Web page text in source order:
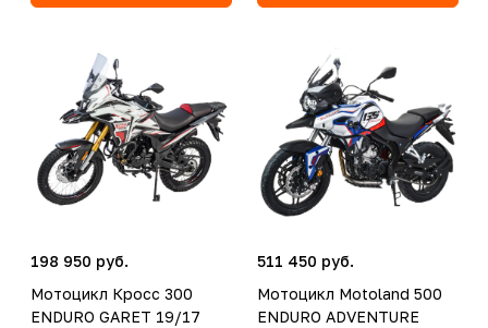
198 950 руб.
Мотоцикл Кросс 300
ENDURO GARET 19/17
511 450 руб.
Мотоцикл Motoland 500
ENDURO ADVENTURE